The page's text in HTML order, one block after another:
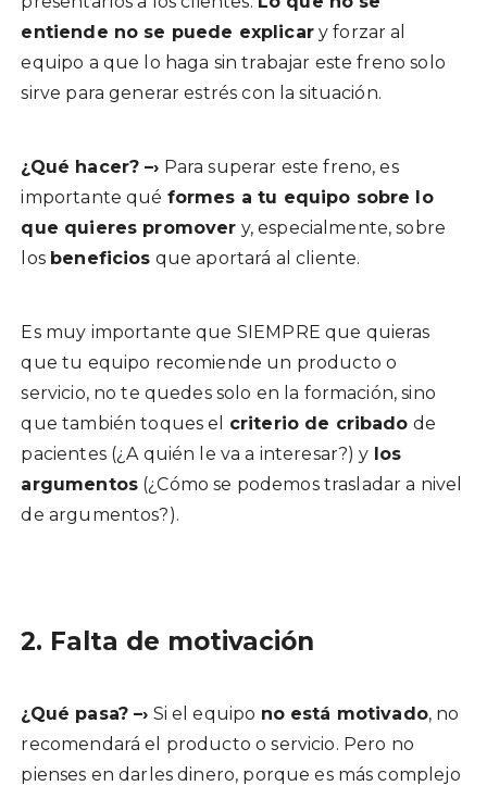
entiende no se puede explicary forzar al
equipo a que lo haga sin trabajar este freno solo
sirve para generar estrés con la situación.
¿Qué hacer? –› Para superar este freno, es
importante qué formes a tu equipo sobre lo
que quieres promover y, especialmente, sobre
los beneficios que aportará al cliente.
Es muy importante que SIEMPRE que quieras
que tu equipo recomiende un producto o
servicio, no te quedes solo en la formación, sino
que también toques el criterio de cribado de
pacientes (¿A quién le va a interesar?) y los
argumentos (¿Cómo se podemos trasladar a nivel
de argumentos?).
2. Falta de motivación
¿Qué pasa? –› Si el equipo no está motivado, no
recomendará el producto o servicio. Pero no
pienses en darles dinero, porque es más complejo